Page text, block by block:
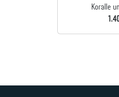
Koralle